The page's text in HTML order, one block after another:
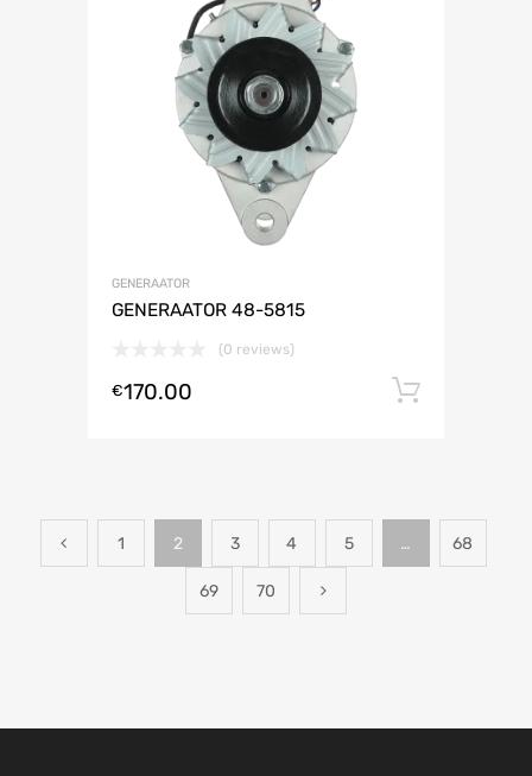
GENERAATOR
GENERAATOR 48-5815
(0 reviews)
€170.00
1 2 3 4 5 … 68
69 70